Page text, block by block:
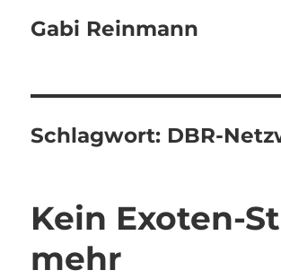
Gabi Reinmann
Schlagwort: DBR-
Kein Exoten-
mehr